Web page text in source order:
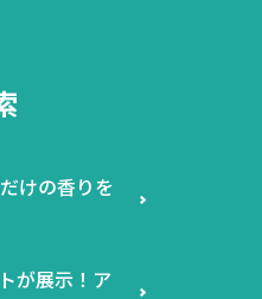
けの香りを
が展示！ア